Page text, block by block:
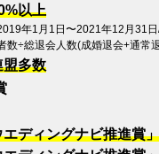
以上
年1月1日〜2021年12月31
数÷総退会人数(成婚退会+通常
盟多数
ディングナビ推進賞」